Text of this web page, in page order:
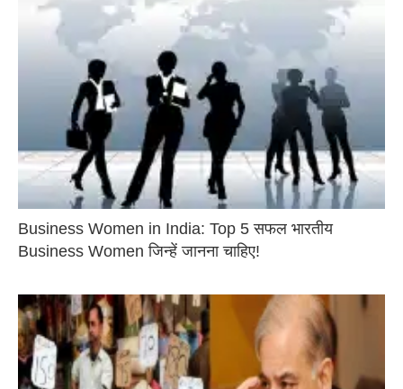
Business Women in India: Top 5 सफल भारतीय
Business Women जिन्हें जानना चाहिए!